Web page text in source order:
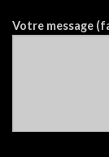
Votre message